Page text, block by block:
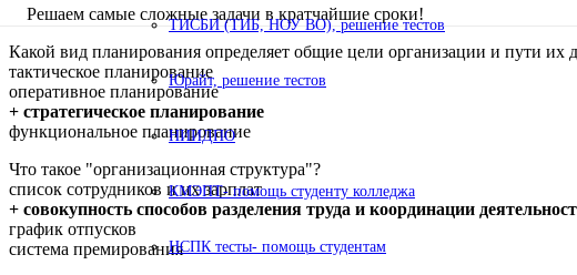
Решаем самые сложные задачи в кратчайшие сроки!
ТИСБИ (ТИБ, НОУ ВО), решение тестов
Юрайт, решение тестов
НИИДПО
КМЭПТ- помощь студенту колледжа
НСПК тесты- помощь студентам
Какой вид планирования определяет общие цели организации и пути их
тактическое планирование
оперативное планирование
+ стратегическое планирование
функциональное планирование
Что такое "организационная структура"?
список сотрудников и их зарплат
+ совокупность способов разделения труда и координации
график отпусков
система премирования